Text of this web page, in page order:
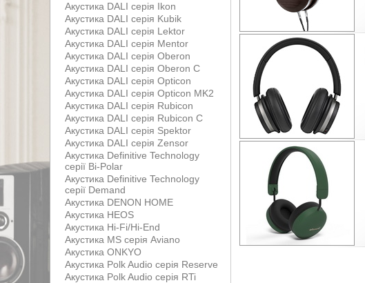
Акустика DALI серія Ikon
Акустика DALI серія Kubik
Акустика DALI серія Lektor
Акустика DALI серія Mentor
Акустика DALI серія Oberon
Акустика DALI серія Oberon С
Акустика DALI серія Opticon
Акустика DALI серія Opticon MK2
Акустика DALI серія Rubicon
Акустика DALI серія Rubicon С
Акустика DALI серія Spektor
Акустика DALI серія Zensor
Акустика Definitive Technology
серії Bi-Polar
Акустика Definitive Technology
серії Demand
Акустика DENON HOME
Акустика HEOS
Акустика Hi-Fi/Hi-End
Акустика MS серія Aviano
Акустика ONKYO
Акустика Polk Audio серія Reserve
Акустика Polk Audio серія RTi